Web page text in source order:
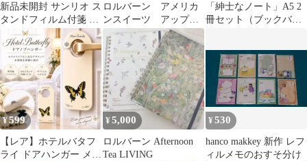
新品未開封 サンリオ ス
タンドフィルム付箋 ジ
グリーゼリー 3種類 ま
とめて
ロルバーン アメリカ
ンスイーツ アップル
パイ メモLサイズ
未開封
「紳士なノート」A5 2
冊セット（ブックバン
¥599
【レア】ホテルバタフ
ライ ドアハンガー メモ
¥5,000
ロルバーン Afternoon
Tea LIVING
¥530
hanco makkey 新作 レフ
ィルメモのおすそ分け